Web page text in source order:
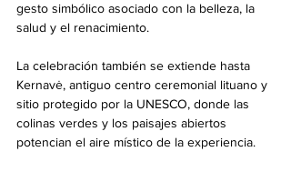
gesto simbólico asociado con la belleza, la
salud y el renacimiento.
La celebración también se extiende hasta
Kernavė, antiguo centro ceremonial lituano y
sitio protegido por la UNESCO, donde las
colinas verdes y los paisajes abiertos
potencian el aire místico de la experiencia.